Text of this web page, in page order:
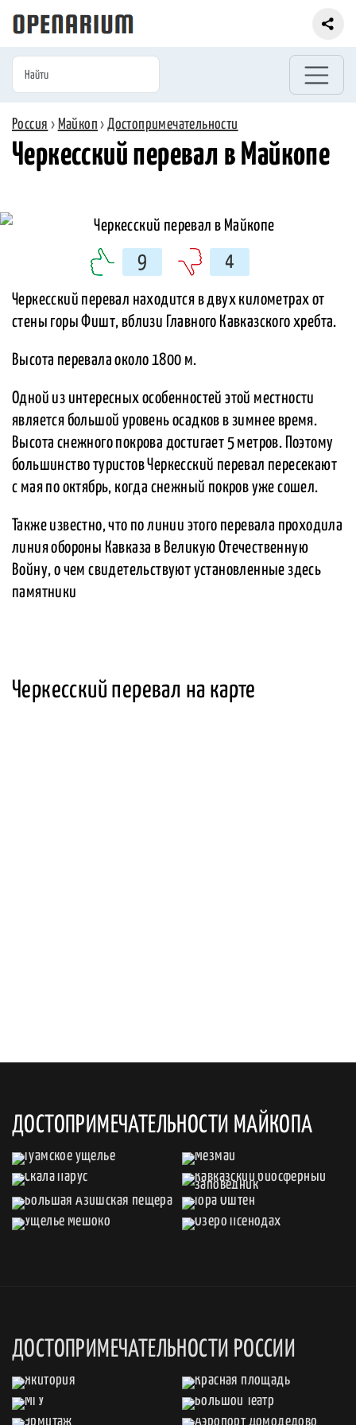
Россия › Майкоп ›Достопримечательности
Черкесский перевал в Майкопе
9 4
Черкесский перевал находится в двух километрах от
стены горы Фишт, вблизи Главного Кавказского хребта.
Высота перевала около 1800 м.
Одной из интересных особенностей этой местности
является большой уровень осадков в зимнее время.
Высота снежного покрова достигает 5 метров. Поэтому
большинство туристов Черкесский перевал пересекают
с мая по октябрь, когда снежный покров уже сошел.
Также известно, что по линии этого перевала проходила
линия обороны Кавказа в Великую Отечественную
Войну, о чем свидетельствуют установленные здесь
памятники
Черкесский перевал на карте
ДОСТОПРИМЕЧАТЕЛЬНОСТИ МАЙКОПА
ДОСТОПРИМЕЧАТЕЛЬНОСТИ РОССИИ